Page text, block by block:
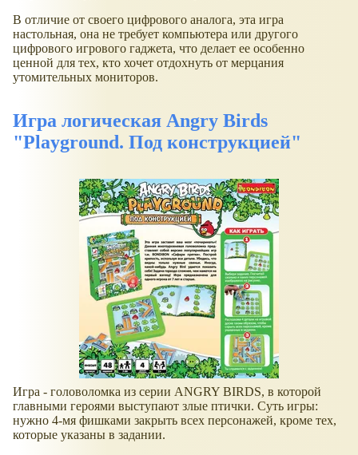
В отличие от своего цифрового аналога, эта игра
настольная, она не требует компьютера или другого
цифрового игрового гаджета, что делает ее особенно
ценной для тех, кто хочет отдохнуть от мерцания
утомительных мониторов.
Игра логическая Angry Birds
"Playground. Под конструкцией"
Игра - головоломка из серии ANGRY BIRDS, в которой
главными героями выступают злые птички. Суть игры:
нужно 4-мя фишками закрыть всех персонажей, кроме тех,
которые указаны в задании.